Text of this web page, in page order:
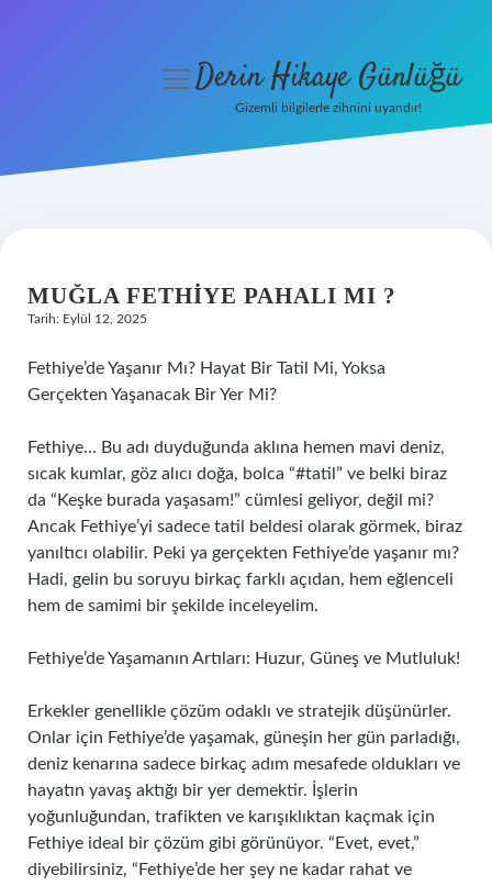
Hakkımızda
menüyüDerin Hikaye Günlüğü
Gizemli bilgilerle zihnini uyandır!
MUĞLA FETHIYE PAHALI MI ?
Tarih: Eylül 12, 2025
Fethiye’de Yaşanır Mı? Hayat Bir Tatil Mi, Yoksa
Gerçekten Yaşanacak Bir Yer Mi?
Fethiye… Bu adı duyduğunda aklına hemen mavi deniz,
sıcak kumlar, göz alıcı doğa, bolca “#tatil” ve belki biraz
da “Keşke burada yaşasam!” cümlesi geliyor, değil mi?
Ancak Fethiye’yi sadece tatil beldesi olarak görmek, biraz
yanıltıcı olabilir. Peki ya gerçekten Fethiye’de yaşanır mı?
Hadi, gelin bu soruyu birkaç farklı açıdan, hem eğlenceli
hem de samimi bir şekilde inceleyelim.
Fethiye’de Yaşamanın Artıları: Huzur, Güneş ve Mutluluk!
Erkekler genellikle çözüm odaklı ve stratejik düşünürler.
Onlar için Fethiye’de yaşamak, güneşin her gün parladığı,
deniz kenarına sadece birkaç adım mesafede oldukları ve
hayatın yavaş aktığı bir yer demektir. İşlerin
yoğunluğundan, trafikten ve karışıklıktan kaçmak için
Fethiye ideal bir çözüm gibi görünüyor. “Evet, evet,”
diyebilirsiniz, “Fethiye’de her şey ne kadar rahat ve